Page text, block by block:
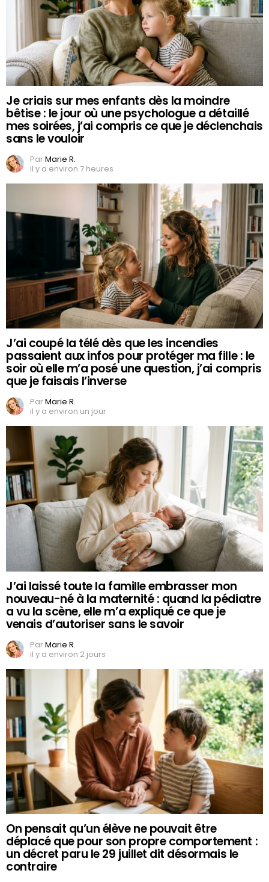
Je criais sur mes enfants dès la moindre
bêtise : le jour où une psychologue a détaillé
mes soirées, j’ai compris ce que je déclenchais
sans le vouloir
ParMarie R.
il y a environ 7 heures
J’ai coupé la télé dès que les incendies
passaient aux infos pour protéger ma fille : le
soir où elle m’a posé une question, j’ai compris
que je faisais l’inverse
ParMarie R.
il y a environ un jour
J’ai laissé toute la famille embrasser mon
nouveau-né à la maternité : quand la pédiatre
a vu la scène, elle m’a expliqué ce que je
venais d’autoriser sans le savoir
ParMarie R.
il y a environ 2 jours
On pensait qu’un élève ne pouvait être
déplacé que pour son propre comportement :
un décret paru le 29 juillet dit désormais le
contraire